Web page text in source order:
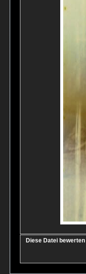
Diese Datei bewerten